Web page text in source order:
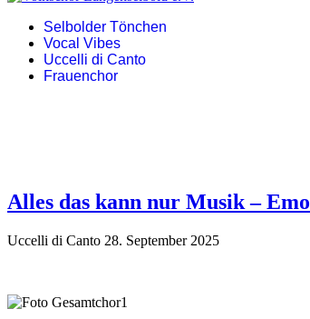
Selbolder Tönchen
Vocal Vibes
Uccelli di Canto
Frauenchor
Alles das kann nur Musik –
Uccelli di Canto 28. September 2025